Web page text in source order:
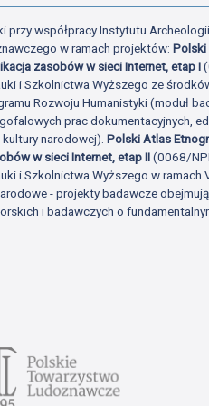
przy współpracy Instytutu
w ramach projektów:Polski
zasobów w sieci Internet, etap I
i Szkolnictwa Wyższego ze
Rozwoju Humanistyki (moduł
prac dokumentacyjnych,
kultury narodowej).Polski Atlas
w sieci Internet, etap II(0068/
i Szkolnictwa Wyższego w ramach
- projekty badawcze
i badawczych o